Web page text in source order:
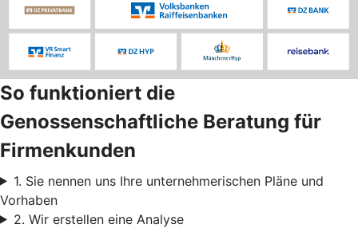
So funktioniert die
Genossenschaftliche Beratung für
Firmenkunden
1. Sie nennen uns Ihre unternehmerischen Pläne und
Vorhaben
2. Wir erstellen eine Analyse